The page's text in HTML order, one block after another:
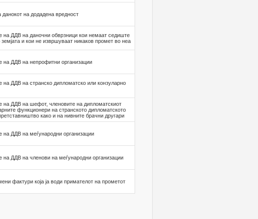
данокот на додадена вредност
на ДДВ на даночни обврзници кои немаат седиште
и кои не извршуваат никаков промет во неа
на ДДВ на непрофитни организации
ДДВ на странско дипломатско или конзуларно
на ДДВ на шефот, членовите на дипломатскиот
функционери на странското дипломатското
како и на нивните брачни другари
на ДДВ на меѓународни организации
на ДДВ на членови на меѓународни организации
фактури која ја води примателот на прометот